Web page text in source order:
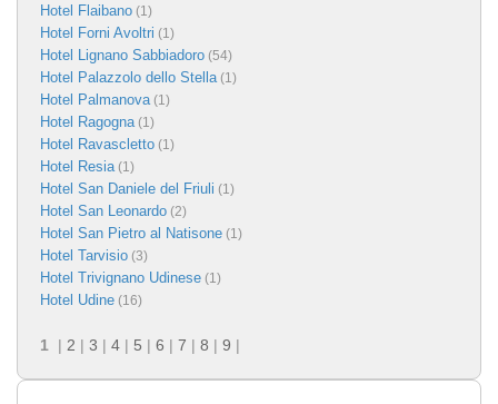
Hotel Flaibano (1)
Hotel Forni Avoltri (1)
Hotel Lignano Sabbiadoro (54)
Hotel Palazzolo dello Stella(1)
Hotel Palmanova(1)
Hotel Ragogna(1)
Hotel Ravascletto (1)
Hotel Resia(1)
Hotel San Daniele del Friuli (1)
Hotel San Leonardo (2)
Hotel San Pietro al Natisone (1)
Hotel Tarvisio (3)
Hotel Trivignano Udinese (1)
Hotel Udine (16)
1 | 2 | 3 | 4 | 5 | 6 | 7 | 8 | 9 |